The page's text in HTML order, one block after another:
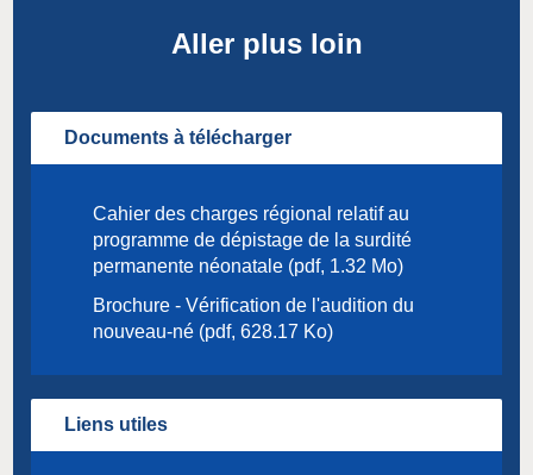
Aller plus loin
Documents à télécharger
Cahier des charges régional relatif au
programme de dépistage de la surdité
permanente néonatale (pdf, 1.32 Mo)
Brochure - Vérification de l'audition du
nouveau-né (pdf, 628.17 Ko)
Liens utiles